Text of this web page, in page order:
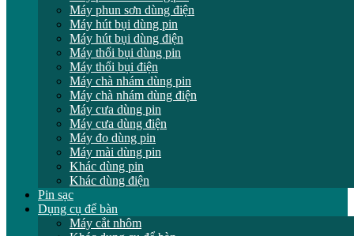
Máy phun sơn dùng điện
Máy hút bụi dùng pin
Máy hút bụi dùng điện
Máy thổi bụi dùng pin
Máy thổi bụi điện
Máy chà nhám dùng pin
Máy chà nhám dùng điện
Máy cưa dùng pin
Máy cưa dùng điện
Máy đo dùng pin
Máy mài dùng pin
Khác dùng pin
Khác dùng điện
Pin sạc
Dụng cụ để bàn
Máy cắt nhôm